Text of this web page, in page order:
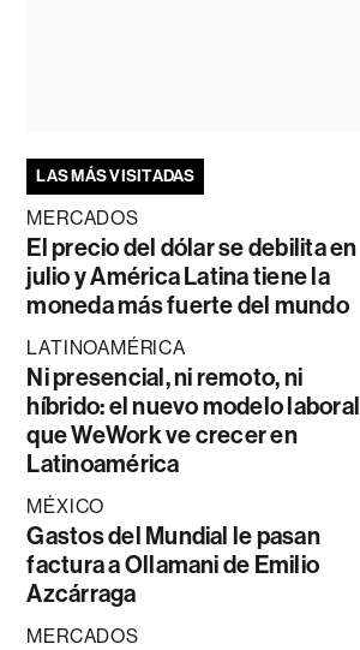
LAS MÁS VISITADAS
MERCADOS
El precio del dólar se debilita en
julio y América Latina tiene la
moneda más fuerte del mundo
LATINOAMÉRICA
Ni presencial, ni remoto, ni
híbrido: el nuevo modelo laboral
que WeWork ve crecer en
Latinoamérica
MÉXICO
Gastos del Mundial le pasan
factura a Ollamani de Emilio
Azcárraga
MERCADOS